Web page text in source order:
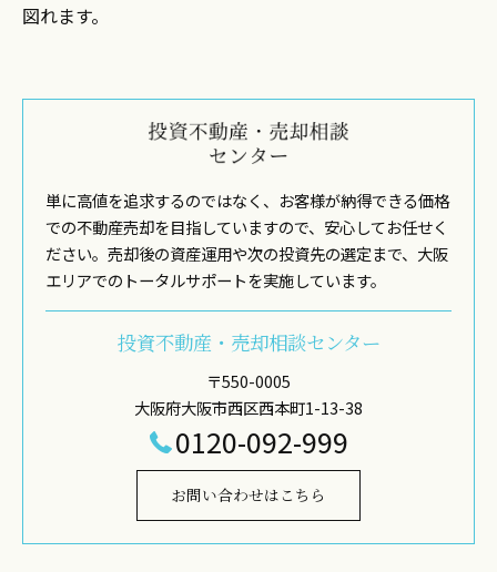
図れます。
単に高値を追求するのではなく、お客様が納得できる価格
での不動産売却を目指していますので、安心してお任せく
ださい。売却後の資産運用や次の投資先の選定まで、大阪
エリアでのトータルサポートを実施しています。
投資不動産・売却相談センター
〒550-0005
大阪府大阪市西区西本町1-13-38
0120-092-999
お問い合わせはこちら